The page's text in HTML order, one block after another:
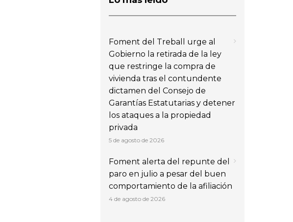
Foment del Treball urge al
Gobierno la retirada de la ley
que restringe la compra de
vivienda tras el contundente
dictamen del Consejo de
Garantías Estatutarias y detener
los ataques a la propiedad
privada
5 de agosto de 2026
Foment alerta del repunte del
paro en julio a pesar del buen
comportamiento de la afiliación
4 de agosto de 2026